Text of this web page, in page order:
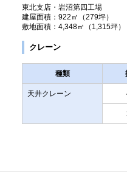
東北支店・岩沼第四工場
建屋面積：922㎡（279坪）
敷地面積：4,348㎡（1,315坪）
クレーン
種類
天井クレーン